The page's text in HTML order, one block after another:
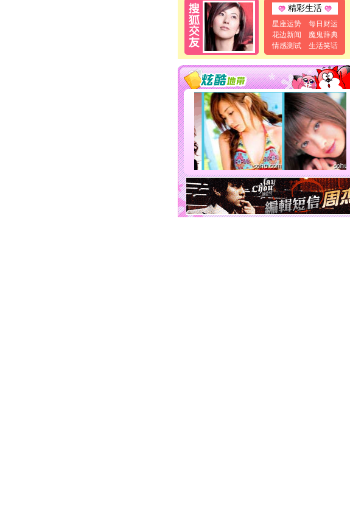
精彩生活
星座运势
每日财运
花边新闻
魔鬼辞典
情感测试
生活笑话